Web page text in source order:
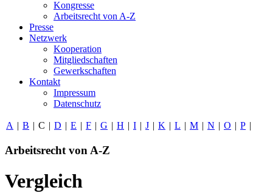
Kongresse
Arbeitsrecht von A-Z
Presse
Netzwerk
Kooperation
Mitgliedschaften
Gewerkschaften
Kontakt
Impressum
Datenschutz
A | B | C | D | E | F | G | H | I | J | K | L | M | N | O | P |
Arbeitsrecht von A-Z
Vergleich